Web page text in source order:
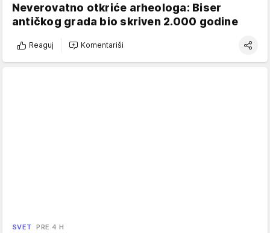
Neverovatno otkriće arheologa: Biser
antičkog grada bio skriven 2.000 godine
Reaguj Komentariši
SVET PRE 4 H